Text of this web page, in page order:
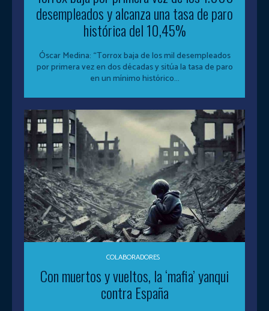
desempleados y alcanza una tasa de paro
histórica del 10,45%
Óscar Medina: “Torrox baja de los mil desempleados
por primera vez en dos décadas y sitúa la tasa de paro
en un mínimo histórico...
COLABORADORES
Con muertos y vueltos, la ‘mafia’ yanqui
contra España